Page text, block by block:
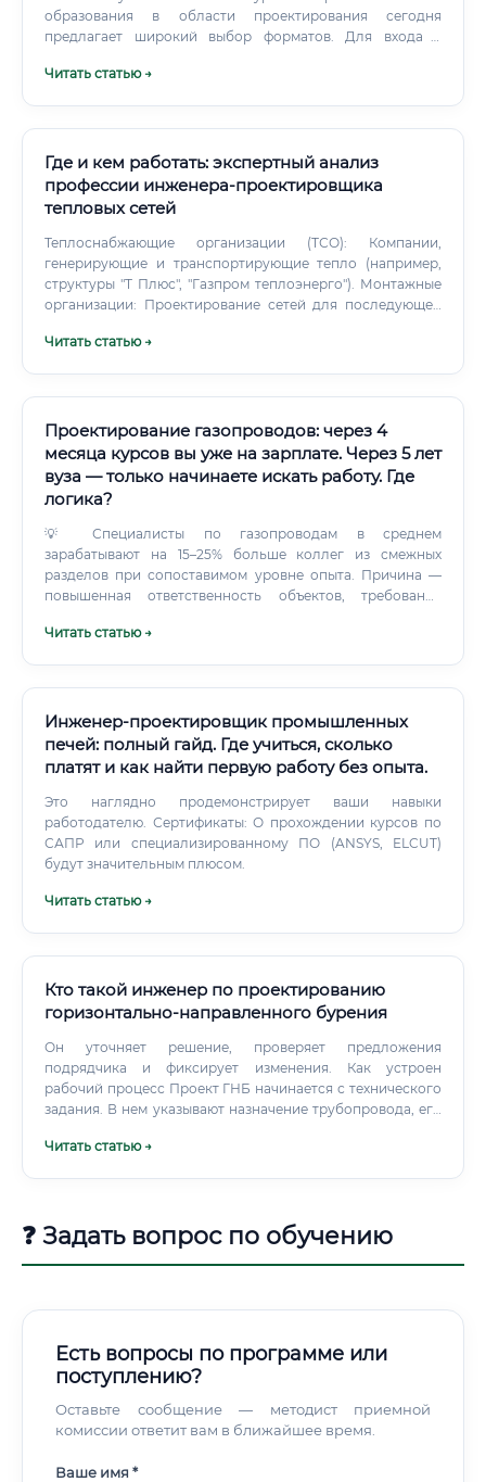
образования в области проектирования сегодня
предлагает широкий выбор форматов. Для входа в
AutoCAD/nanoCAD + специализированного курса по
практикующие проектировщики ✅ Разбор нормативной
базы (СП, ГОСТ, СанПиН) ✅ Выдача официального
сертификата / удостоверения о повышении
Рекомендуется начинать с курсов профессиональной
переподготовки объёмом не менее 250–500
академических часов — это даёт право на ведение
профессиональной деятельности и признаётся
Читать статью →
Где и кем работать: экспертный анализ
профессии инженера-проектировщика
тепловых сетей
Теплоснабжающие организации (ТСО): Компании,
генерирующие и транспортирующие тепло (например,
структуры "Т Плюс", "Газпром теплоэнерго"). Монтажные
организации: Проектирование сетей для последующей
капитального строительства, комитеты по энергетике и
Читать статью →
Проектирование газопроводов: через 4
месяца курсов вы уже на зарплате. Через 5 лет
вуза — только начинаете искать работу. Где
логика?
💡 Специалисты по газопроводам в среднем
зарабатывают на 15–25% больше коллег из смежных
разделов при сопоставимом уровне опыта. Причина —
повышенная ответственность объектов, требования
дефицит. Карьерный рост: есть ли перспективы ✅
проектировщик 3 категории ↓ Инженер-проектировщик 2
категории ↓ Инженер-проектировщик 1 категории ↓
Ведущий инженер-проектировщик ↓ Главный специалист
отдела / заместитель главного инженера ↓ Главный
инженер организации / Директор проектной компании 🔑
Дополнительные точки роста: Получение статуса члена
СРО (саморегулируемая организация) — открывает
Аттестация в Ростехнадзоре — обязательна для работы с
в будущем 📈 Ситуация на рынке труда однозначна:
дефицит проектировщиков газопроводов в России носит
Читать статью →
Инженер-проектировщик промышленных
печей: полный гайд. Где учиться, сколько
платят и как найти первую работу без опыта.
Это наглядно продемонстрирует ваши навыки
работодателю. Сертификаты: О прохождении курсов по
САПР или специализированному ПО (ANSYS, ELCUT)
будут значительным плюсом.
Читать статью →
Кто такой инженер по проектированию
горизонтально-направленного бурения
Он уточняет решение, проверяет предложения
подрядчика и фиксирует изменения. Как устроен
рабочий процесс Проект ГНБ начинается с технического
задания. В нем указывают назначение трубопровода, его
участка, требования к срокам и ограничения по
Читать статью →
❓ Задать вопрос по обучению
Есть вопросы по программе или
поступлению?
Оставьте сообщение — методист приемной
комиссии ответит вам в ближайшее время.
Ваше имя *